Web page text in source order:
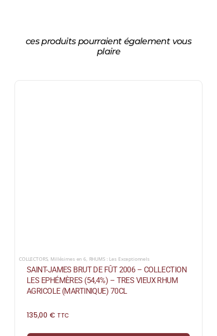
ces produits pourraient également vous
plaire
COLLECTORS, Millésimes en 6, RHUMS : Les Exceptionnels
SAINT-JAMES BRUT DE FÛT 2006 – COLLECTION
LES EPHÉMÈRES (54,4%) – TRES VIEUX RHUM
AGRICOLE (MARTINIQUE) 70CL
135,00 € TTC